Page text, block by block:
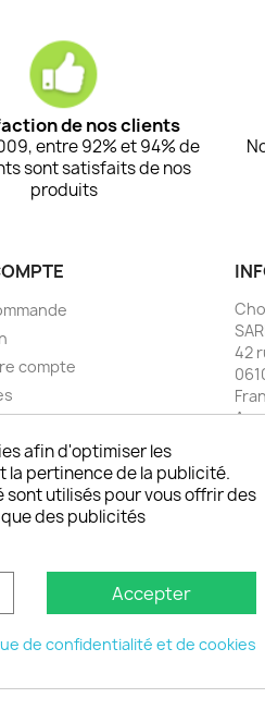
de nos clients
entre 92% et 94% de
sont satisfaits de nos
produits
compte
42
afin d'optimiser les
la pertinence de la publicité.
sont utilisés pour vous offrir des
des publicités
Accepter
de confidentialité et de cookies